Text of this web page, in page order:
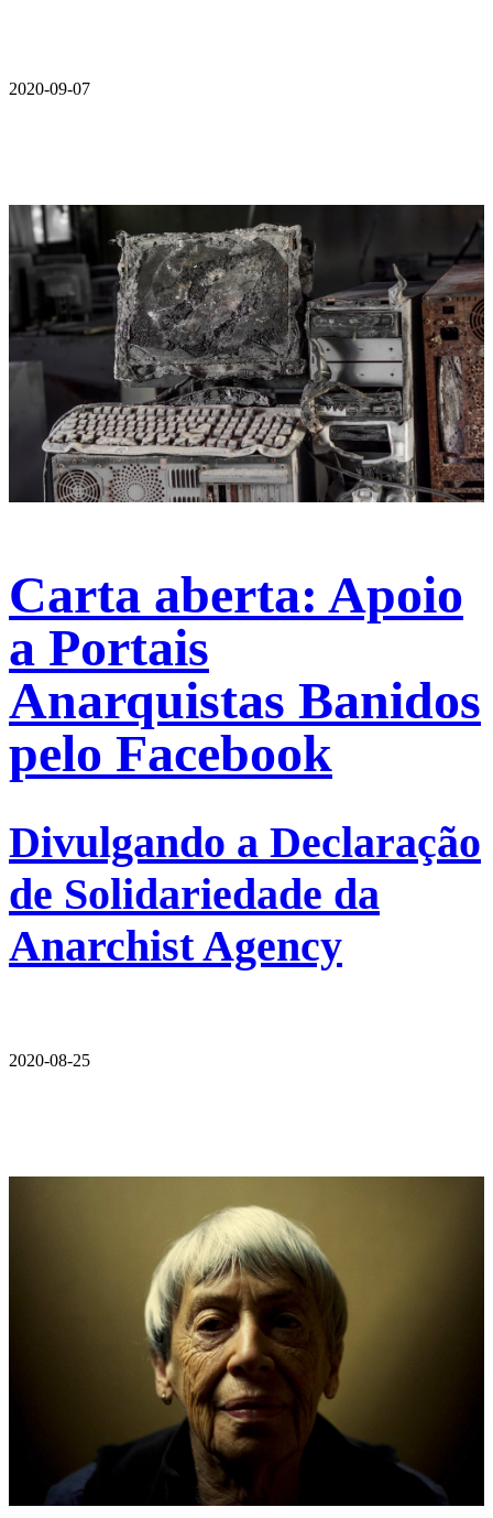
2020-09-07
Carta aberta: Apoio
a Portais
Anarquistas Banidos
pelo Facebook
Divulgando a Declaração
de Solidariedade da
Anarchist Agency
2020-08-25